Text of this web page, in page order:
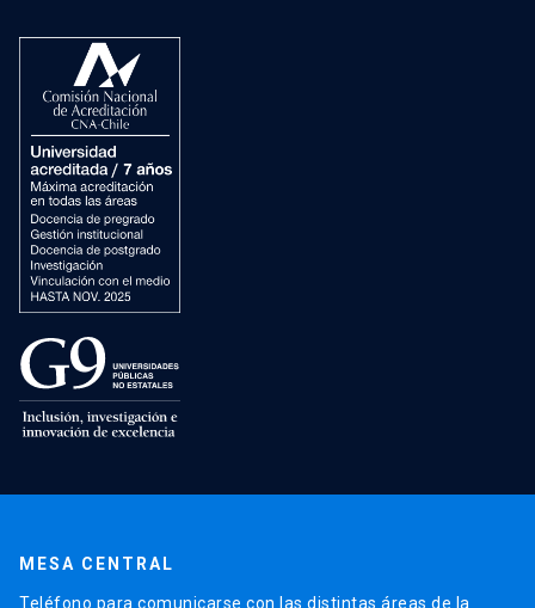
MESA CENTRAL
Teléfono para comunicarse con las distintas áreas de la